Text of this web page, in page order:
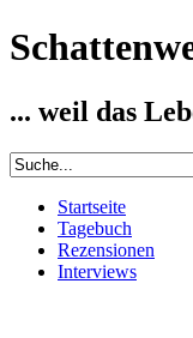
... weil das
Startseite
Tagebuch
Rezensionen
Interviews